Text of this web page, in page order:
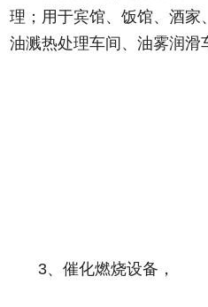
理；用于宾馆、饭馆、酒
油溅热处理车间、油雾润
3、催化燃烧设备，